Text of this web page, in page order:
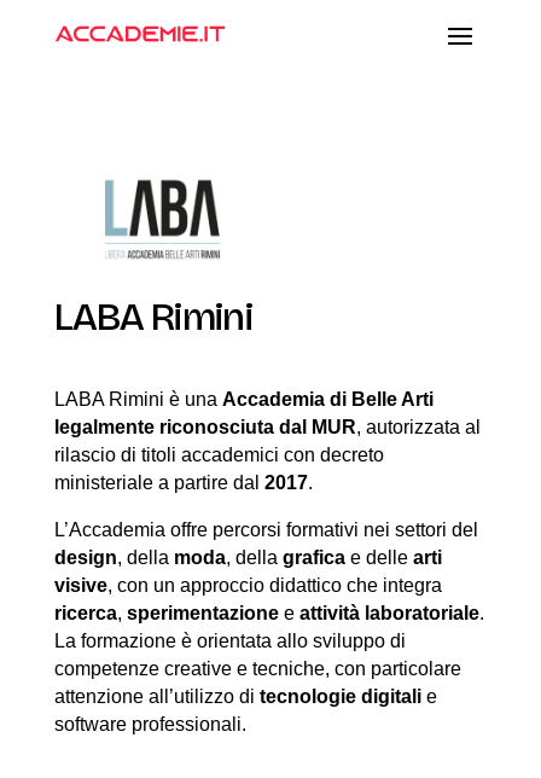
LABA Rimini
LABA Rimini è una Accademia di Belle Arti
legalmente riconosciuta dal MUR, autorizzata al
rilascio di titoli accademici con decreto
ministeriale a partire dal 2017.
L’Accademia offre percorsi formativi nei settori del
design, della moda, della graficae delle arti
visive, con un approccio didattico che integra
ricerca, sperimentazionee attività laboratoriale.
La formazione è orientata allo sviluppo di
competenze creative e tecniche, con particolare
attenzione all’utilizzo di tecnologie digitalie
software professionali.